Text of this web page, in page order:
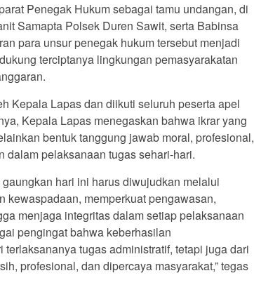
Penegak Hukum sebagai tamu undangan, di
Samapta Polsek Duren Sawit, serta Babinsa
para unsur penegak hukum tersebut menjadi
terciptanya lingkungan pemasyarakatan
Kepala Lapas dan diikuti seluruh peserta apel
Kepala Lapas menegaskan bahwa ikrar yang
bentuk tanggung jawab moral, profesional,
pelaksanaan tugas sehari-hari.
hari ini harus diwujudkan melalui
kewaspadaan, memperkuat pengawasan,
menjaga integritas dalam setiap pelaksanaan
pengingat bahwa keberhasilan
tugas administratif, tetapi juga dari
profesional, dan dipercaya masyarakat,” tegas